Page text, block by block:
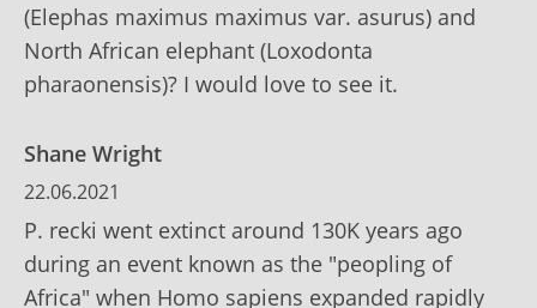
(Elephas maximus maximus var. asurus) and
North African elephant (Loxodonta
pharaonensis)? I would love to see it.
Shane Wright
22.06.2021
P. recki went extinct around 130K years ago
during an event known as the "peopling of
Africa" when Homo sapiens expanded rapidly